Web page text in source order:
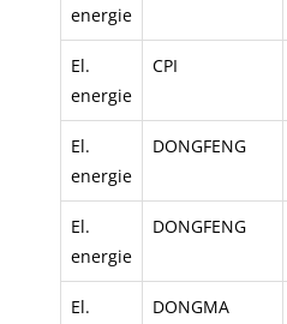
energie
El.
energie
CPI
El.
energie
DONGFENG
El.
energie
DONGFENG
El.
DONGMA